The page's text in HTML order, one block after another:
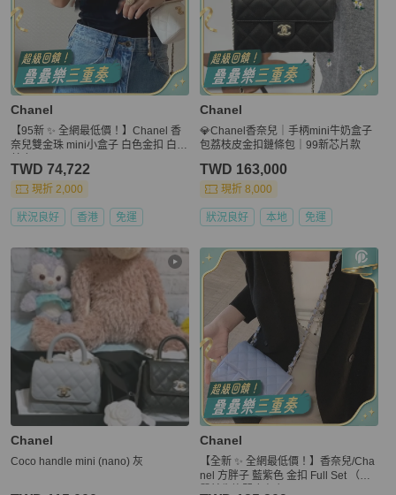
Chanel
【95新 ✨ 全網最低價！】Chanel 香
奈兒雙金珠 mini小盒子 白色金扣 白金
TWD 74,722
現折 2,000
狀況良好 香港 免運
Chanel
💎Chanel香奈兒｜手柄mini牛奶盒子
包荔枝皮金扣鏈條包｜99新芯片款
TWD 163,000
現折 8,000
狀況良好 本地 免運
Chanel
Coco handle mini (nano) 灰
Chanel
【全新 ✨ 全網最低價！】香奈兒/Cha
nel 方胖子 藍紫色 金扣 Full Set （下